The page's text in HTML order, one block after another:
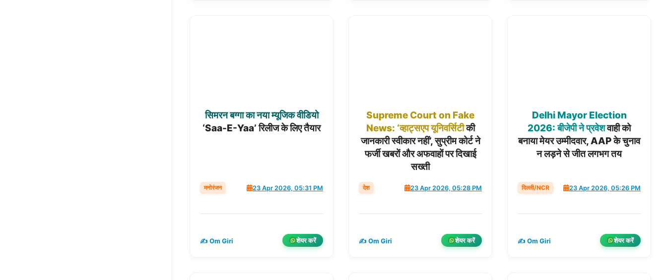
सिमरनबग्गाकानयाम्यूजिकवीडियो
‘Saa-E-Yaa’ रिलीज के लिए तैयार
मनोरंजन 23 Apr 2026, 05:31 PM
✍️ Om Giri शेयर करें
Supreme Court on Fake
News: ‘व्हाट्सएपयूनिवर्सिटीकी
जानकारी स्वीकार नहीं’, सुप्रीम कोर्ट ने
फर्जी खबरों और अफवाहों पर दिखाई
सख्ती
देश 23 Apr 2026, 05:28 PM
✍️ Om Giri शेयर करें
Delhi Mayor Election
2026: बीजेपीनेप्रवेशवाही को
बनाया मेयर उम्मीदवार, AAP के चुनाव
न लड़ने से जीत लगभग तय
दिल्ली/NCR 23 Apr 2026, 05:26 PM
✍️ Om Giri शेयर करें